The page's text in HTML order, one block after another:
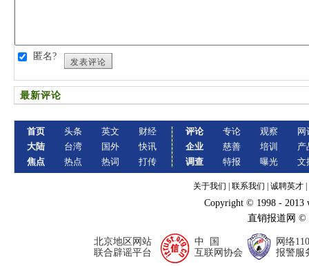
匿名?
发表评论
最新评论
首页
大陆
焦点
头条
台湾
热点
英文
国外
热词
财经
快讯
打传
评论
企业
调查
专论
慈善
特报
观察
培训
曝光
网
产
文
关于我们 联系我们 诚聘英才
Copyright © 1998 - 2013
直销报道网
北京地区网站
联合辟谣平台
中 国
互联网协会
网络110
报警服